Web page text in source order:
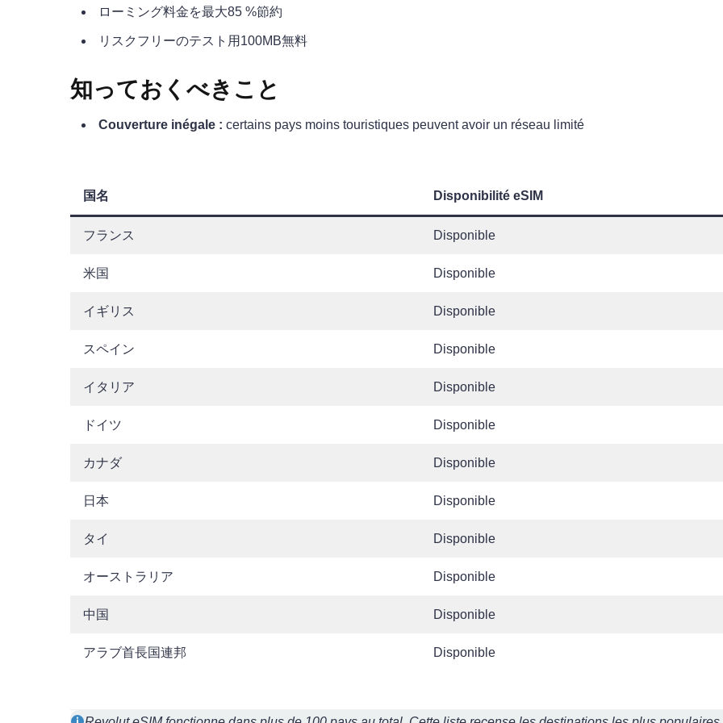
ローミング料金を最大85 %節約
リスクフリーのテスト用100MB無料
知っておくべきこと
Couverture inégale : certains pays moins touristiques peuvent avoir un réseau limité
国名 Disponibilité eSIM
フランス Disponible
米国 Disponible
イギリス Disponible
スペイン Disponible
イタリア Disponible
ドイツ Disponible
カナダ Disponible
日本 Disponible
タイ Disponible
オーストラリア Disponible
中国 Disponible
アラブ首長国連邦 Disponible